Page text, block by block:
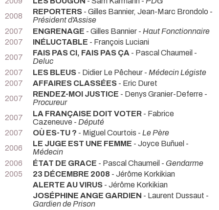
2008
REPORTERS - Gilles Bannier, Jean-Marc Brondolo -
Président d'Assise
2007
ENGRENAGE - Gilles Bannier - Haut Fonctionnaire
2007
INÉLUCTABLE - François Luciani
2007
FAIS PAS CI, FAIS PAS ÇA - Pascal Chaumeil -
Deluc
2007
LES BLEUS - Didier Le Pêcheur - Médecin Légiste
2007
AFFAIRES CLASSÉES - Eric Duret
2007
RENDEZ-MOI JUSTICE - Denys Granier-Deferre -
Procureur
2007
LA FRANÇAISE DOIT VOTER - Fabrice
Cazeneuve - Député
2007
OÙ ES-TU ? - Miguel Courtois - Le Père
2006
LE JUGE EST UNE FEMME - Joyce Buñuel -
Médecin
2006
ÉTAT DE GRACE - Pascal Chaumeil - Gendarme
2005
23 DÉCEMBRE 2008 - Jérôme Korkikian
ALERTE AU VIRUS - Jérôme Korkikian
JOSÉPHINE ANGE GARDIEN - Laurent Dussaut -
Gardien de Prison